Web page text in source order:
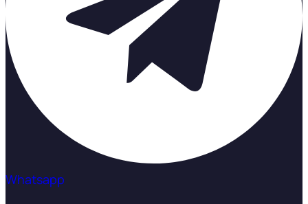
Whatsapp